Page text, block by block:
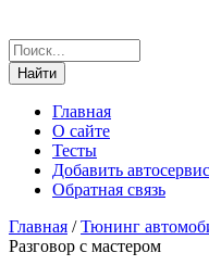
Главная
О сайте
Тесты
Добавить автосервис
Обратная связь
Главная /Тюнинг
Разговор с мастером